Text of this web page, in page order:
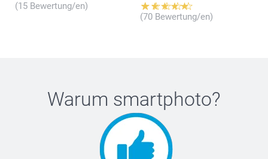
(15 Bewertung/en)
(70 Bewertung/en)
Warum smartphoto?